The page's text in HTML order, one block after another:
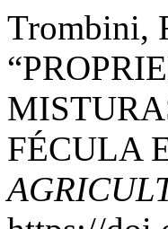
Trombini,
FÉCULA